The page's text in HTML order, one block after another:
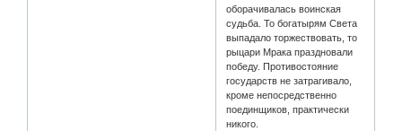
оборачивалась воинская
судьба. То богатырям Света
выпадало торжествовать, то
рыцари Мрака праздновали
победу. Противостояние
государств не затрагивало,
кроме непосредственно
поединщиков, практически
никого.